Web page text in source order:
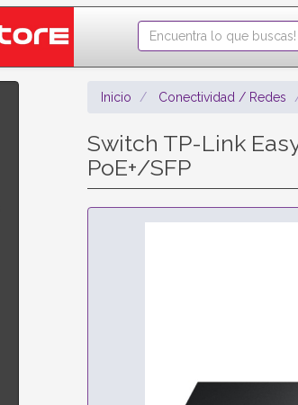
Inicio Conectividad / Redes
Switch TP-Link
PoE+/SFP